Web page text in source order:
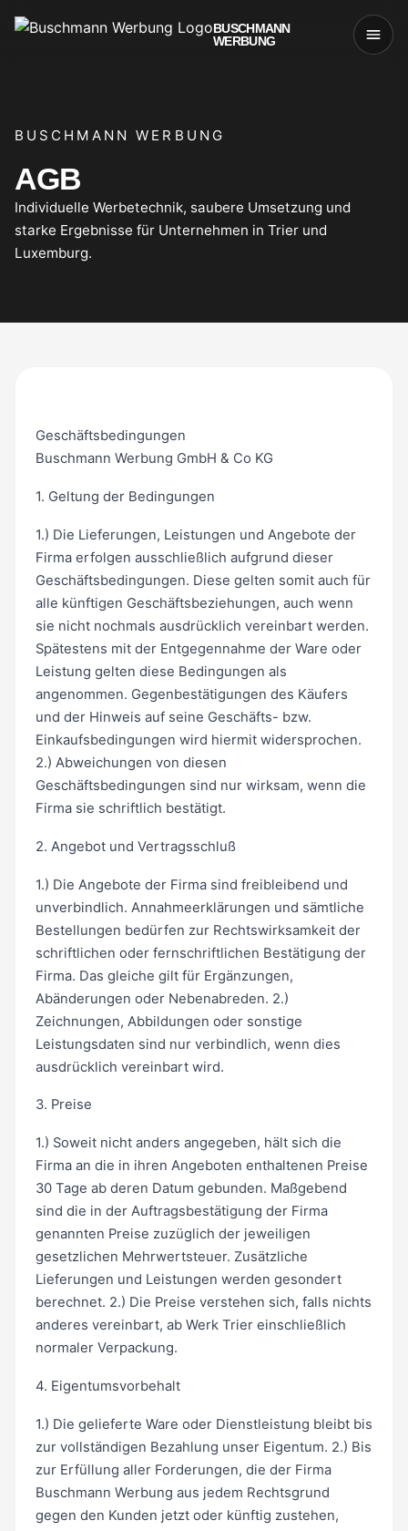
BUSCHMANN
WERBUNG
BUSCHMANN WERBUNG
AGB
Individuelle Werbetechnik, saubere Umsetzung und
starke Ergebnisse für Unternehmen in Trier und
Luxemburg.
Geschäftsbedingungen
Buschmann Werbung GmbH & Co KG
1. Geltung der Bedingungen
1.) Die Lieferungen, Leistungen und Angebote der
Firma erfolgen ausschließlich aufgrund dieser
Geschäftsbedingungen. Diese gelten somit auch für
alle künftigen Geschäftsbeziehungen, auch wenn
sie nicht nochmals ausdrücklich vereinbart werden.
Spätestens mit der Entgegennahme der Ware oder
Leistung gelten diese Bedingungen als
angenommen. Gegenbestätigungen des Käufers
und der Hinweis auf seine Geschäfts- bzw.
Einkaufsbedingungen wird hiermit widersprochen.
2.) Abweichungen von diesen
Geschäftsbedingungen sind nur wirksam, wenn die
Firma sie schriftlich bestätigt.
2. Angebot und Vertragsschluß
1.) Die Angebote der Firma sind freibleibend und
unverbindlich. Annahmeerklärungen und sämtliche
Bestellungen bedürfen zur Rechtswirksamkeit der
schriftlichen oder fernschriftlichen Bestätigung der
Firma. Das gleiche gilt für Ergänzungen,
Abänderungen oder Nebenabreden. 2.)
Zeichnungen, Abbildungen oder sonstige
Leistungsdaten sind nur verbindlich, wenn dies
ausdrücklich vereinbart wird.
3. Preise
1.) Soweit nicht anders angegeben, hält sich die
Firma an die in ihren Angeboten enthaltenen Preise
30 Tage ab deren Datum gebunden. Maßgebend
sind die in der Auftragsbestätigung der Firma
genannten Preise zuzüglich der jeweiligen
gesetzlichen Mehrwertsteuer. Zusätzliche
Lieferungen und Leistungen werden gesondert
berechnet. 2.) Die Preise verstehen sich, falls nichts
anderes vereinbart, ab Werk Trier einschließlich
normaler Verpackung.
4. Eigentumsvorbehalt
1.) Die gelieferte Ware oder Dienstleistung bleibt bis
zur vollständigen Bezahlung unser Eigentum. 2.) Bis
zur Erfüllung aller Forderungen, die der Firma
Buschmann Werbung aus jedem Rechtsgrund
gegen den Kunden jetzt oder künftig zustehen,